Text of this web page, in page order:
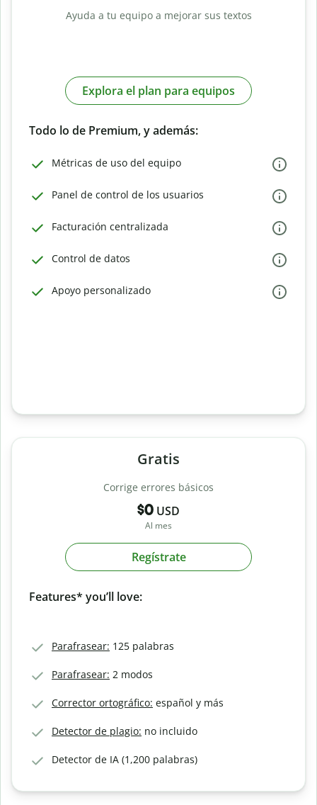
Ayuda a tu equipo a mejorar sus textos
Explora el plan para equipos
Todo lo de Premium, y además:
Métricas de uso del equipo
Panel de control de los usuarios
Facturación centralizada
Control de datos
Apoyo personalizado
Gratis
Corrige errores básicos
$0 USD
Al mes
Regístrate
Features* you’ll love:
Parafrasear: 125 palabras
Parafrasear: 2 modos
Corrector ortográfico: español y más
Detector de plagio: no incluido
Detector de IA (1,200 palabras)